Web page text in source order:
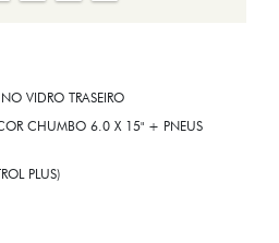
VIDRO TRASEIRO
CHUMBO 6.0 X 15" + PNEUS
PLUS)